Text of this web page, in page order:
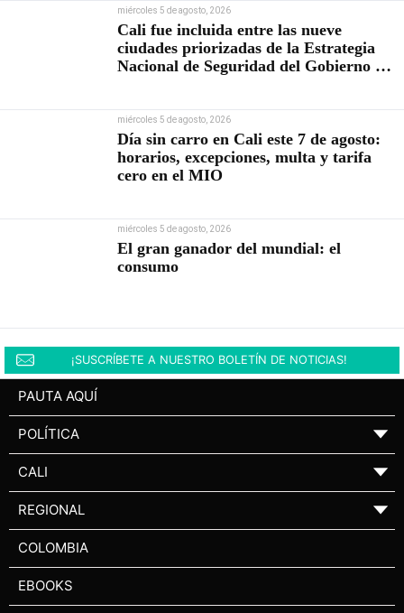
miércoles 5 de agosto, 2026
Cali fue incluida entre las nueve
ciudades priorizadas de la Estrategia
Nacional de Seguridad del Gobierno de
miércoles 5 de agosto, 2026
Día sin carro en Cali este 7 de agosto:
horarios, excepciones, multa y tarifa
cero en el MIO
miércoles 5 de agosto, 2026
El gran ganador del mundial: el
consumo
¡SUSCRÍBETE A NUESTRO BOLETÍN DE NOTICIAS!
PAUTA AQUÍ
POLÍTICA ▼
CALI ▼
REGIONAL ▼
COLOMBIA
EBOOKS